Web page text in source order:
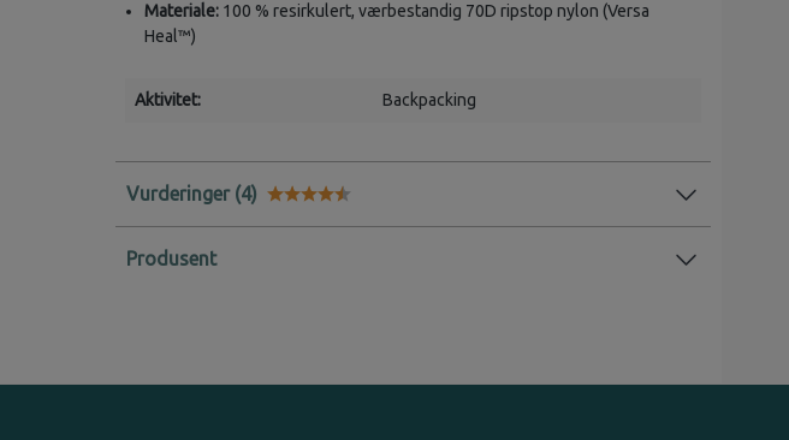
Materiale:100 % resirkulert, værbestandig 70D ripstop nylon (Versa
Heal™)
Aktivitet: Backpacking
Vurderinger
Produsent